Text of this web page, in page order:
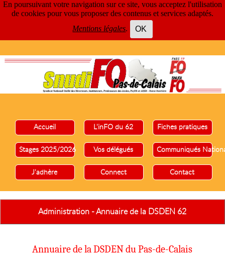
En poursuivant votre navigation sur ce site, vous acceptez l'utilisation
de cookies pour vous proposer des contenus et services adaptés.
Mentions légales. OK
Accueil L'inFO du 62 Fiches pratiques
Stages 2025/2026 Vos délégués Communiqués
J'adhère Connect Contact
Administration - Annuaire de la DSDEN 62
Annuaire de la DSDEN du Pas-de-Calais